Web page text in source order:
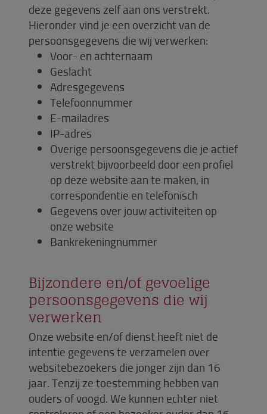
deze gegevens zelf aan ons verstrekt.
Hieronder vind je een overzicht van de
persoonsgegevens die wij verwerken:
Voor- en achternaam
Geslacht
Adresgegevens
Telefoonnummer
E-mailadres
IP-adres
Overige persoonsgegevens die je actief
verstrekt bijvoorbeeld door een profiel
op deze website aan te maken, in
correspondentie en telefonisch
Gegevens over jouw activiteiten op
onze website
Bankrekeningnummer
Bijzondere en/of gevoelige
persoonsgegevens die wij
verwerken
Onze website en/of dienst heeft niet de
intentie gegevens te verzamelen over
websitebezoekers die jonger zijn dan 16
jaar. Tenzij ze toestemming hebben van
ouders of voogd. We kunnen echter niet